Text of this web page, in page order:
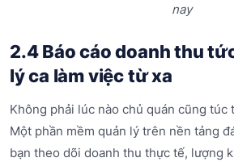
nay
2.4 Báo cáo doanh thu
lý ca làm việc từ xa
Không phải lúc nào chủ quán cũng túc
Một phần mềm quản lý trên nền tảng
bạn theo dõi doanh thu thực tế, lượng